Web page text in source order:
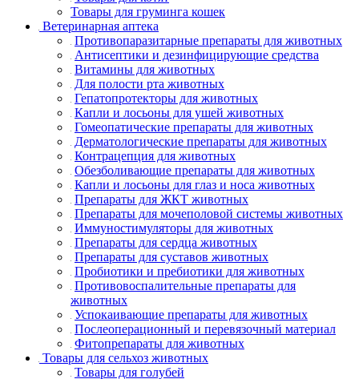
Товары для груминга кошек
Ветеринарная аптека
Противопаразитарные препараты для животных
Антисептики и дезинфицирующие средства
Витамины для животных
Для полости рта животных
Гепатопротекторы для животных
Капли и лосьоны для ушей животных
Гомеопатические препараты для животных
Дерматологические препараты для животных
Контрацепция для животных
Обезболивающие препараты для животных
Капли и лосьоны для глаз и носа животных
Препараты для ЖКТ животных
Препараты для мочеполовой системы животных
Иммуностимуляторы для животных
Препараты для сердца животных
Препараты для суставов животных
Пробиотики и пребиотики для животных
Противовоспалительные препараты для
животных
Успокаивающие препараты для животных
Послеоперационный и перевязочный материал
Фитопрепараты для животных
Товары для сельхоз животных
Товары для голубей